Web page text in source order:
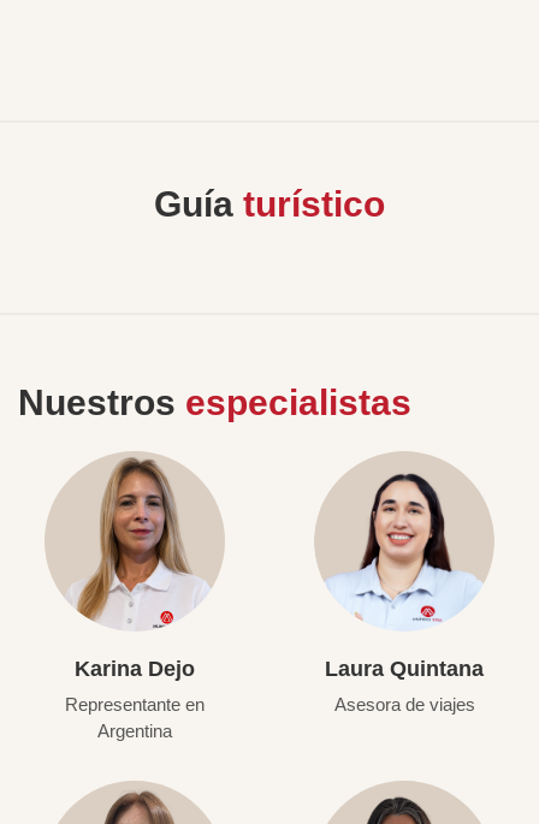
Guía turístico
Nuestros especialistas
Karina Dejo
Representante en
Argentina
Laura Quintana
Asesora de viajes